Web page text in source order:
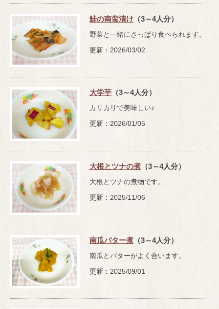
鮭の南蛮漬け （3～4人分）
野菜と一緒にさっぱり食べられます。
更新：2026/03/02
大学芋 （3～4人分）
カリカリで美味しい♪
更新：2026/01/05
大根とツナの煮 （3～4人分）
大根とツナの煮物です。
更新：2025/11/06
南瓜バター煮 （3～4人分）
南瓜とバターがよく合います。
更新：2025/09/01